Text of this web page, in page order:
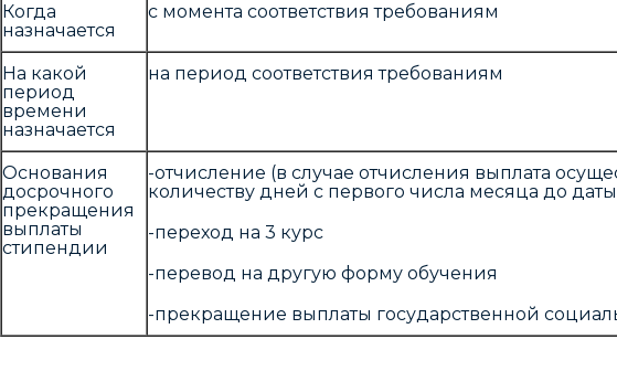
Когда
назначается
с момента соответствия требованиям
На какой
период
времени
назначается
на период соответствия требованиям
Основания
досрочного
прекращения
выплаты
стипендии
-отчисление (в случае отчисления выплата
количеству дней с первого числа месяца до
-переход на 3 курс
-перевод на другую форму обучения
-прекращение выплаты государственной